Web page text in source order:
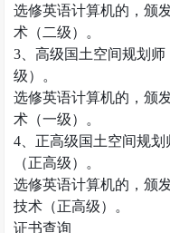
选修英语计算机的，颁
术（二级）。
3 、高级国土空间规划
级）。
选修英语计算机的，颁
术（一级）。
4 、正高级国土空间规
（正高级）。
选修英语计算机的，颁
技术（正高级）。
证书查询